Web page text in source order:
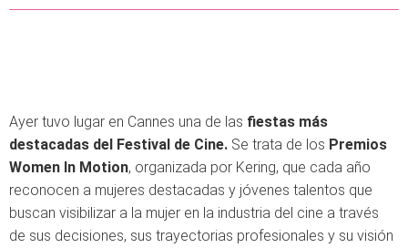
Ayer tuvo lugar en Cannes una de las fiestas más
destacadas del Festival de Cine. Se trata de los Premios
Women In Motion, organizada por Kering, que cada año
reconocen a mujeres destacadas y jóvenes talentos que
buscan visibilizar a la mujer en la industria del cine a través
de sus decisiones, sus trayectorias profesionales y su visión